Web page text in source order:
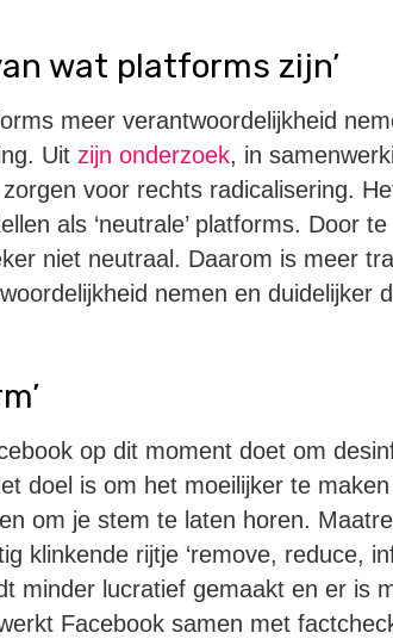
wat platforms zijn’
meer verantwoordelijkheid
Uit zijn onderzoek, in
voor rechts radicalisering.
als ‘neutrale’ platforms. Door
niet neutraal. Daarom is meer
nemen en duidelijker
op dit moment doet om
doel is om het moeilijker te
om je stem te laten horen.
klinkende rijtje ‘remove, reduce,
minder lucratief gemaakt en er is
Facebook samen met